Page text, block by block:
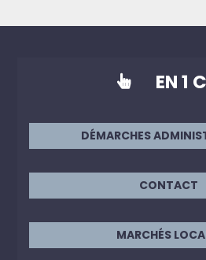
 EN 1
DÉMARCHES
CONTACT
MARCHÉS